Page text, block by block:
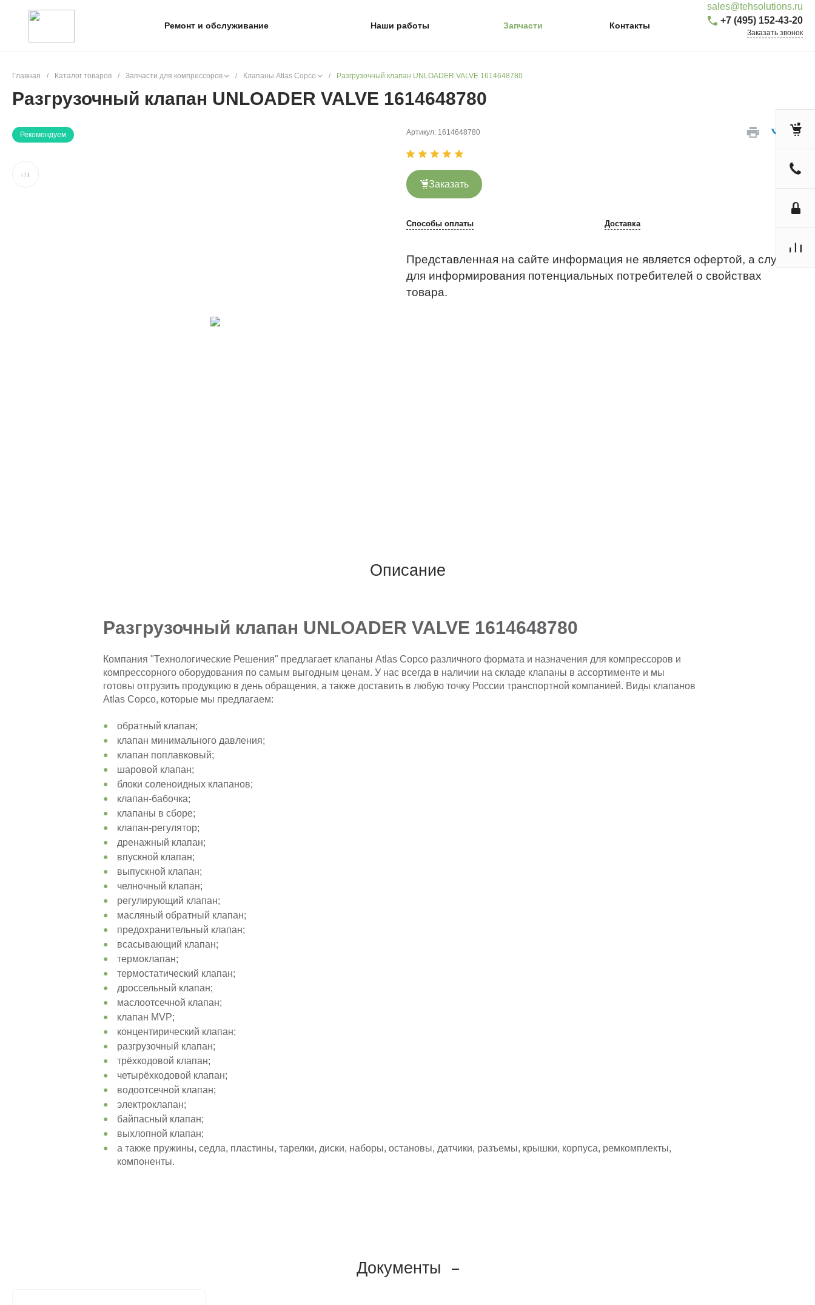
Ремонт и обслуживание Наши работы Запчасти Контакты
sales@tehsolutions.ru
+7 (495) 152-43-20
Заказать звонок
Главная / Каталог товаров / Запчасти для компрессоров / Клапаны Atlas Copco / Разгрузочный клапан UNLOADER VALVE 1614648780
Разгрузочный клапан UNLOADER VALVE 1614648780
Рекомендуем Артикул: 1614648780
Заказать
Способы оплаты Доставка
Представленная на сайте информация не является офертой, а служит
для информирования потенциальных потребителей о свойствах
товара.
Описание
Разгрузочный клапан UNLOADER VALVE 1614648780
Компания "Технологические Решения" предлагает клапаны Atlas Copco различного формата и назначения для компрессоров и
компрессорного оборудования по самым выгодным ценам. У нас всегда в наличии на складе клапаны в ассортименте и мы
готовы отгрузить продукцию в день обращения, а также доставить в любую точку России транспортной компанией. Виды клапанов
Atlas Copco, которые мы предлагаем:
обратный клапан;
клапан минимального давления;
клапан поплавковый;
шаровой клапан;
блоки соленоидных клапанов;
клапан-бабочка;
клапаны в сборе;
клапан-регулятор;
дренажный клапан;
впускной клапан;
выпускной клапан;
челночный клапан;
регулирующий клапан;
масляный обратный клапан;
предохранительный клапан;
всасывающий клапан;
термоклапан;
термостатический клапан;
дроссельный клапан;
маслоотсечной клапан;
клапан MVP;
концентирический клапан;
разгрузочный клапан;
трёхкодовой клапан;
четырёхкодовой клапан;
водоотсечной клапан;
электроклапан;
байпасный клапан;
выхлопной клапан;
а также пружины, седла, пластины, тарелки, диски, наборы, остановы, датчики, разъемы, крышки, корпуса, ремкомплекты,
компоненты.
Документы